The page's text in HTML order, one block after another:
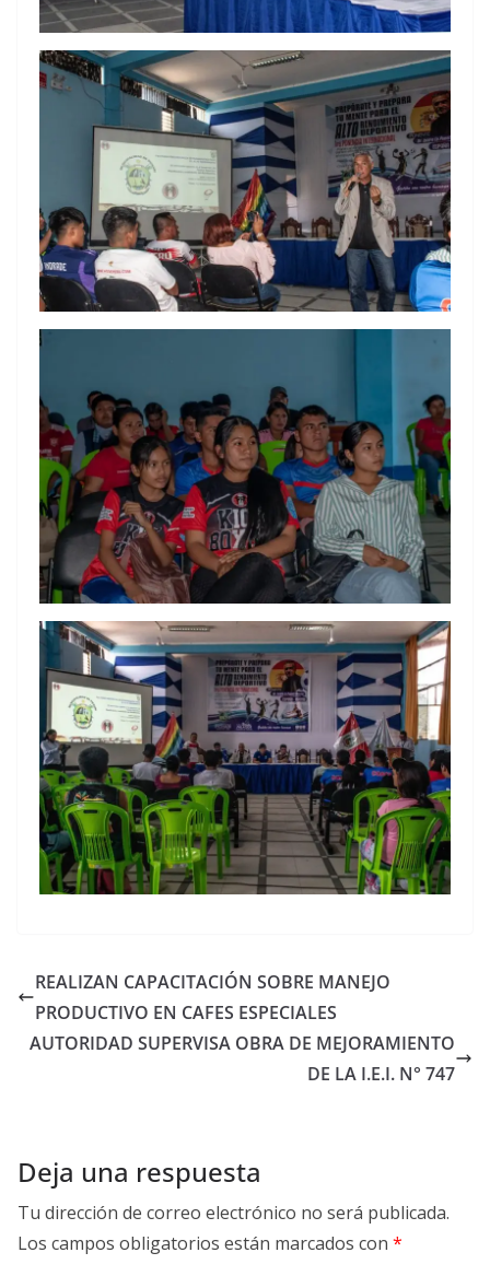
REALIZAN CAPACITACIÓN SOBRE MANEJO
PRODUCTIVO EN CAFES ESPECIALES
AUTORIDAD SUPERVISA OBRA DE MEJORAMIENTO
DE LA I.E.I. N° 747
Deja una respuesta
Tu dirección de correo electrónico no será publicada.
Los campos obligatorios están marcados con *